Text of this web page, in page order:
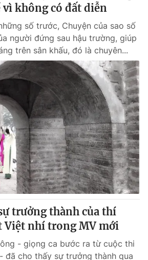
không có đất diễn
số trước, Chuyện của sao số
người đứng sau hậu trường, giúp
trên sân khấu, đó là chuyên...
trưởng thành của thí
Việt nhí trong MV mới
- giọng ca bước ra từ cuộc thi
đã cho thấy sự trưởng thành qua